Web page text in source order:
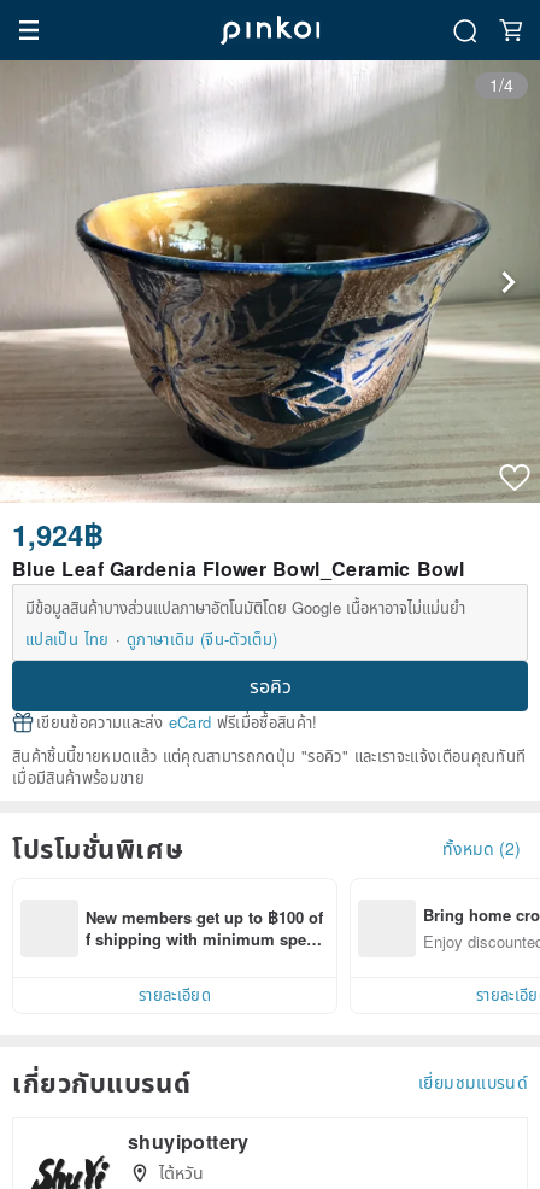
1/4
1,924฿
Blue Leaf Gardenia Flower Bowl_Ceramic Bowl
มีข้อมูลสินค้าบางส่วนแปลภาษาอัตโนมัติโดย Google เนื้อหาอาจไม่แม่นยำ
แปลเป็น ไทย
ดูภาษาเดิม (จีน-ตัวเต็ม)
รอคิว
เขียนข้อความและส่ง eCard ฟรีเมื่อซื้อสินค้า!
สินค้าชิ้นนี้ขายหมดแล้ว แต่คุณสามารถกดปุ่ม "รอคิว" และเราจะแจ้งเตือนคุณทันที
เมื่อมีสินค้าพร้อมขาย
โปรโมชั่นพิเศษ ทั้งหมด (2)
New members get up to ฿100 of
f shipping with minimum spen
within 7 days!
รายละเอียด
Bring home
n with ease
Enjoy
รายละเอี
เกี่ยวกับแบรนด์ เยี่ยมชมแบรนด์
shuyipottery
ไต้หวัน